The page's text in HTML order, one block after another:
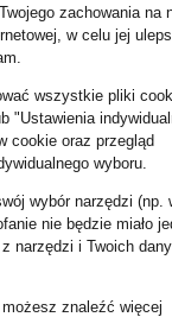
zł
zł
zachowania na
w celu jej
wszystkie pliki
"Ustawienia
cookie oraz przegląd
wyboru.
wybór narzędzi (np.
nie będzie miało
narzędzi i Twoich
możesz znaleźć więcej